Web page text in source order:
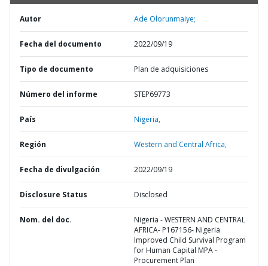
Autor Ade Olorunmaiye;
Fecha del documento 2022/09/19
Tipo de documento Plan de adquisiciones
Número del informe STEP69773
País Nigeria,
Región Western and Central Africa,
Fecha de divulgación 2022/09/19
Disclosure Status Disclosed
Nom. del doc.
Nigeria - WESTERN AND CENTRAL
AFRICA- P167156- Nigeria
Improved Child Survival Program
for Human Capital MPA -
Procurement Plan